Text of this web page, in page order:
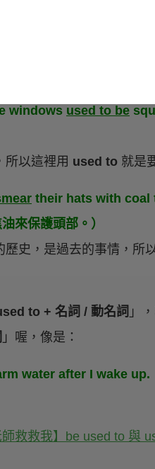
，但還是有可能出現在文
windows used to be
以這裡用 used to 就是
their hats with coal
來保護頭部。）
史，是過去的事情，所
to + 名詞 / 動名詞 」
」喔，像是：
water after I wake up.
師救救我】be used to 與